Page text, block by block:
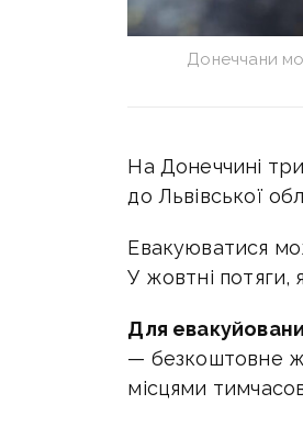
Донеччани
На Донеччині
до Львівської
Евакуюватися
У жовтні
Для
— безкоштовне
місцями